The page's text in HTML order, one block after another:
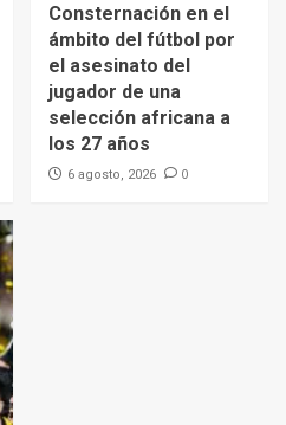
Consternación en el
ámbito del fútbol por
el asesinato del
jugador de una
selección africana a
los 27 años
6 agosto, 2026 0